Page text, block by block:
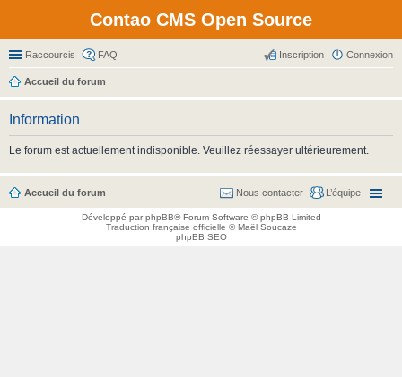
Contao CMS Open Source
Raccourcis FAQ Connexion
Inscription
Accueil du forum
Information
Le forum est actuellement indisponible. Veuillez réessayer ultérieurement.
Accueil du forum L’équipe
Nous contacter
Développé parphpBB® Forum Software © phpBB Limited
Traduction française officielle ©Maël Soucaze
phpBB SEO